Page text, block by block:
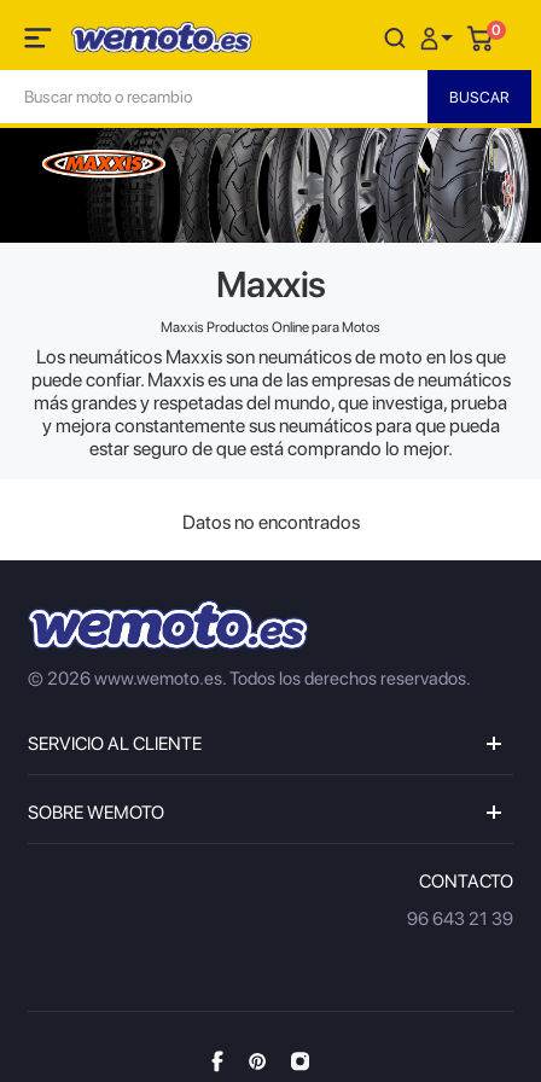
0
Maxxis
Maxxis Productos Online para Motos
Los neumáticos Maxxis son neumáticos de moto en los que
puede confiar. Maxxis es una de las empresas de neumáticos
más grandes y respetadas del mundo, que investiga, prueba
y mejora constantemente sus neumáticos para que pueda
estar seguro de que está comprando lo mejor.
Datos no encontrados
© 2026 www.wemoto.es.Todos los derechos reservados.
SERVICIO AL CLIENTE
SOBRE WEMOTO
CONTACTO
96 643 21 39